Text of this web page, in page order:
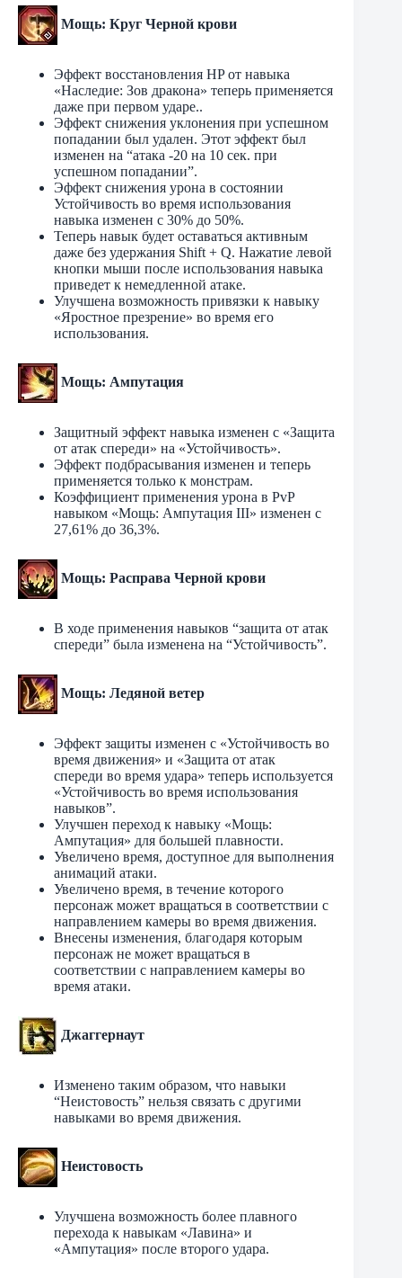
Мощь: Круг Черной крови
Эффект восстановления HP от навыка
«Наследие: Зов дракона» теперь применяется
даже при первом ударе..
Эффект снижения уклонения при успешном
попадании был удален. Этот эффект был
изменен на “атака -20 на 10 сек. при
успешном попадании”.
Эффект снижения урона в состоянии
Устойчивость во время использования
навыка изменен с 30% до 50%.
Теперь навык будет оставаться активным
даже без удержания Shift + Q. Нажатие левой
кнопки мыши после использования навыка
приведет к немедленной атаке.
Улучшена возможность привязки к навыку
«Яростное презрение» во время его
использования.
Мощь: Ампутация
Защитный эффект навыка изменен с «Защита
от атак спереди» на «Устойчивость».
Эффект подбрасывания изменен и теперь
применяется только к монстрам.
Коэффициент применения урона в PvP
навыком «Мощь: Ампутация III» изменен с
27,61% до 36,3%.
Мощь: Расправа Черной крови
В ходе применения навыков “защита от атак
спереди” была изменена на “Устойчивость”.
Мощь: Ледяной ветер
Эффект защиты изменен с «Устойчивость во
время движения» и «Защита от атак
спереди во время удара» теперь используется
«Устойчивость во время использования
навыков”.
Улучшен переход к навыку «Мощь:
Ампутация» для большей плавности.
Увеличено время, доступное для выполнения
анимаций атаки.
Увеличено время, в течение которого
персонаж может вращаться в соответствии с
направлением камеры во время движения.
Внесены изменения, благодаря которым
персонаж не может вращаться в
соответствии с направлением камеры во
время атаки.
Джаггернаут
Изменено таким образом, что навыки
“Неистовость” нельзя связать с другими
навыками во время движения.
Неистовость
Улучшена возможность более плавного
перехода к навыкам «Лавина» и
«Ампутация» после второго удара.